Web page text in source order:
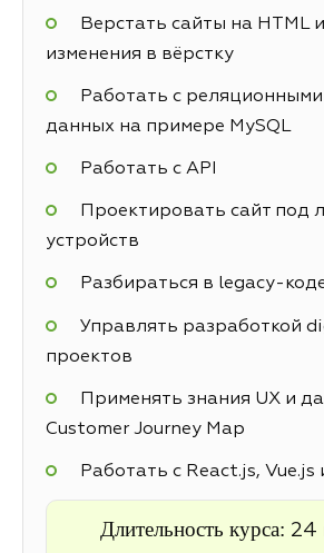
Верстать сайты на HTML
изменения в вёрстку
Работать с
данных на примере MySQL
Работать с API
Проектировать сайт под
устройств
Разбираться в legacy-
Управлять разработкой
проектов
Применять знания UX и
Customer Journey Map
Работать с React.js,
Длительность курса: 24